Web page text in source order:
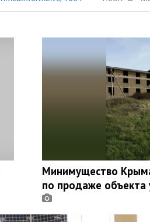
Минимущество
по продаже объекта